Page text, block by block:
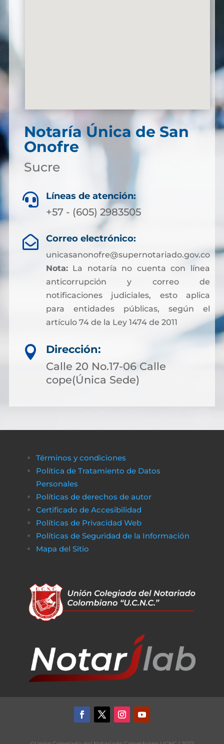
Notaría Única de San
Onofre
Sucre
 Líneas de atención:
+57 - (605) 2983505
 Correo electrónico:
unicasanonofre@supernotariado.gov.co
Nota:La notaría no cuenta con línea
anticorrupción y correo de
notificaciones judiciales, esto aplica
para entidades públicas, según el
artículo 74 de la Ley 1474 de 2011

Dirección:
Calle 20 No.17-06 Calle
cope(Única Sede)
Términos y condiciones
Política de Tratamiento de Datos
Personales
Políticas de derechos de autor
Certificado de Accesibilidad
Políticas de Privacidad Web
Políticas de Seguridad de la Información
Mapa del Sitio